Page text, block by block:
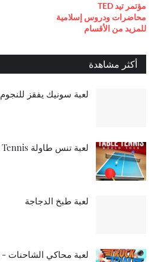
مؤتمر تيد TED
محاضرات ودروس إسلامية
للمزيد من الأقسام
أكثر مشاهدة
لعبة سونيك يفقز للنجوم Sonic Jump Star
لعبة تنس طاولة Table Tennis
لعبة طبخ الدجاجة
لعبة محاكي الشاحنات - Truck Trials